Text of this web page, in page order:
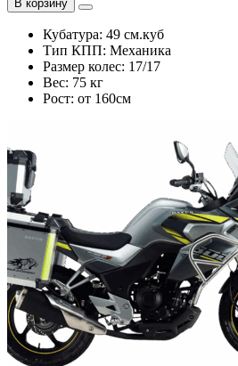
В корзину
Кубатура: 49 см.куб
Тип КПП: Механика
Размер колес: 17/17
Вес: 75 кг
Рост: от 160см